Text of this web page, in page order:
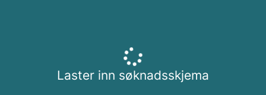
Laster inn søknadsskjema